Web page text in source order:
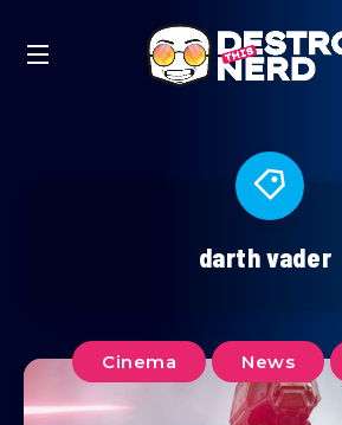
darth vader
Cinema News